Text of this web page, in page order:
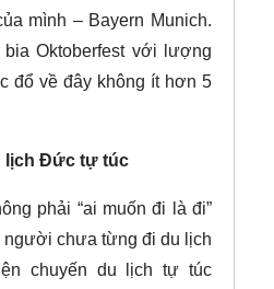
mình – Bayern Munich.
Oktoberfest với lượng
đổ về đây không ít hơn 5
lịch Đức tự túc
phải “ai muốn đi là đi”
chưa từng đi du lịch
chuyến du lịch tự túc